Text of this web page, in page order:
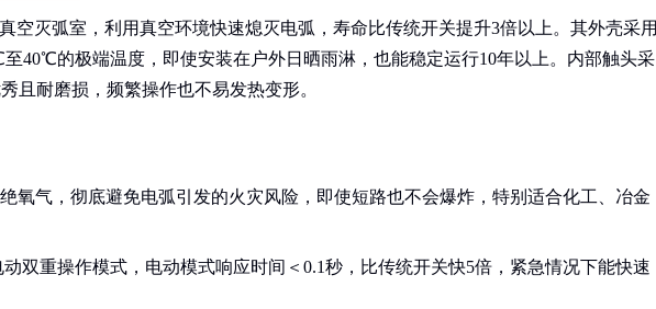
空灭弧室，利用真空环境快速熄灭电弧，寿命比传统开关提升3倍以上。其外壳采用
40℃的极端温度，即使安装在户外日晒雨淋，也能稳定运行10年以上。内部触头采
且耐磨损，频繁操作也不易发热变形。
绝氧气，彻底避免电弧引发的火灾风险，即使短路也不会爆炸，特别适合化工、冶金
动双重操作模式，电动模式响应时间＜0.1秒，比传统开关快5倍，紧急情况下能快速